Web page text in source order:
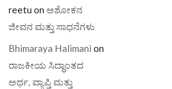
reetu on ಅಶೋಕನ
ಜೀವನ ಮತ್ತು ಸಾಧನೆಗಳು
Bhimaraya Halimani on
ರಾಜಕೀಯ ಸಿದ್ಧಾಂತದ
ಅರ್ಥ, ವ್ಯಾಪ್ತಿ ಮತ್ತು